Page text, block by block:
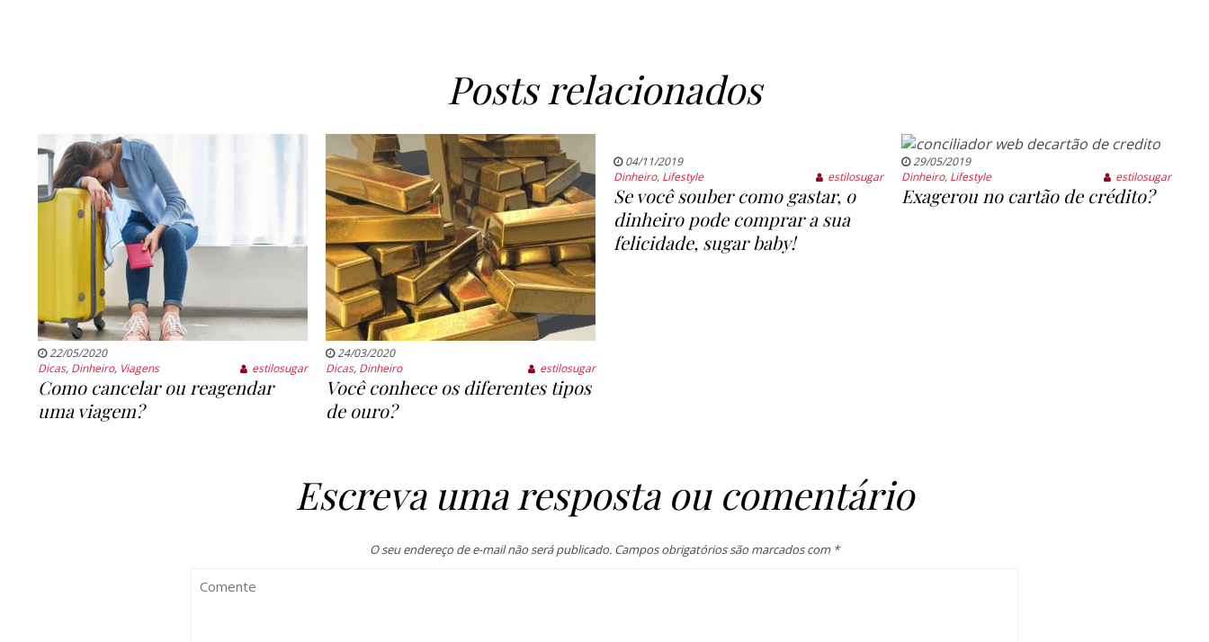
Posts relacionados
22/05/2020
Dicas, Dinheiro, Viagens estilosugar
Como cancelar ou reagendar
uma viagem?
24/03/2020
Dicas, Dinheiro estilosugar
Você conhece os diferentes tipos
de ouro?
04/11/2019
Dinheiro, Lifestyle estilosugar
Se você souber como gastar, o
dinheiro pode comprar a sua
felicidade, sugar baby!
29/05/2019
Dinheiro, Lifestyle estilosugar
Exagerou no cartão de crédito?
Escreva uma resposta ou comentário
O seu endereço de e-mail não será publicado. Campos obrigatórios são marcados com *